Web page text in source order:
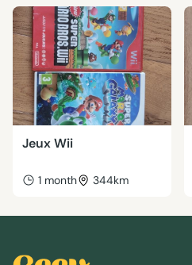
Jeux Wii
1 month 344km